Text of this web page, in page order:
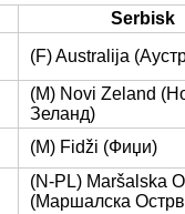
Serbisk
(F) Australija
(M) Novi Zeland
Зеланд)
(M) Fidži (Фиџи)
(N-PL) Maršalska
(Маршалска